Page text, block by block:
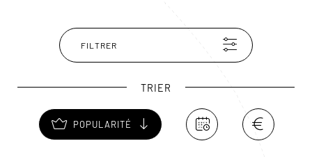
forteresse de Blagaj située au sommet de falaises
abruptes, site idéal pour une vue panoramique sur la
vallée de la Neretva.
FILTRER
TRIER
POPULARITÉ